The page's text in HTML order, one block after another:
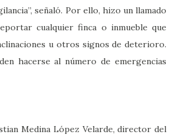
señaló. Por ello, hizo un llamado
cualquier finca o inmueble que
u otros signos de deterioro.
hacerse al número de emergencias
Medina López Velarde, director del